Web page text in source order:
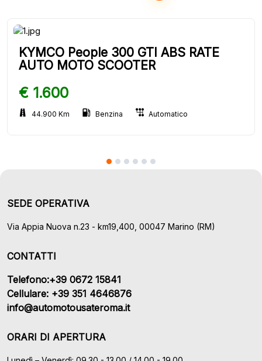
KYMCO People 300 GTI ABS RATE
AUTO MOTO SCOOTER
€ 1.600
44.900 Km Benzina Automatico
SEDE OPERATIVA
Via Appia Nuova n.23 - km19,400, 00047 Marino (RM)
CONTATTI
Telefono:+39 0672 15841
Cellulare: +39 351 4646876
info@automotousateroma.it
ORARI DI APERTURA